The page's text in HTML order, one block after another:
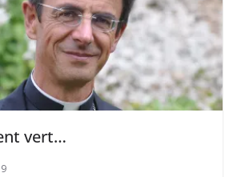
vert…